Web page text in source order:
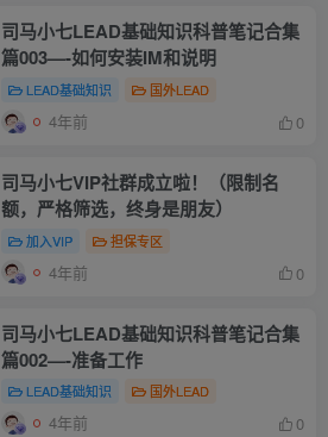
司马小七LEAD基础知识科普笔记合集
篇003—-如何安装IM和说明
LEAD基础知识 国外LEAD
4年前 0
司马小七VIP社群成立啦！（限制名
额，严格筛选，终身是朋友）
加入VIP 担保专区
4年前 0
司马小七LEAD基础知识科普笔记合集
篇002—-准备工作
LEAD基础知识 国外LEAD
4年前 0